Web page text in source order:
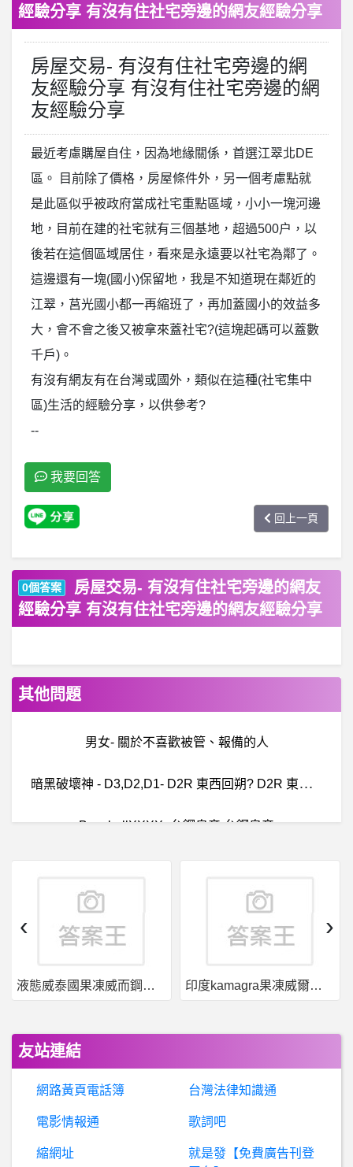
經驗分享 有沒有住社宅旁邊的網友經驗分享
房屋交易- 有沒有住社宅旁邊的網
友經驗分享 有沒有住社宅旁邊的網
友經驗分享
最近考慮購屋自住，因為地緣關係，首選江翠北DE
區。 目前除了價格，房屋條件外，另一個考慮點就
是此區似乎被政府當成社宅重點區域，小小一塊河邊
地，目前在建的社宅就有三個基地，超過500户，以
後若在這個區域居住，看來是永遠要以社宅為鄰了。
這邊還有一塊(國小)保留地，我是不知道現在鄰近的
江翠，莒光國小都一再縮班了，再加蓋國小的效益多
大，會不會之後又被拿來蓋社宅?(這塊起碼可以蓋數
千戶)。
有沒有網友有在台灣或國外，類似在這種(社宅集中
區)生活的經驗分享，以供參考?
--
我要回答
回上一頁
0個答案
房屋交易- 有沒有住社宅旁邊的網友
經驗分享 有沒有住社宅旁邊的網友經驗分享
其他問題
男女- 關於不喜歡被管、報備的人
暗
黑破壞神 - D3,D2,D1- D2R 東西回朔? D2R 東西回朔?
BaseballXXXX- 台鋼皇帝 台鋼皇帝
WinNT- win2003無法裝chrome等瀏覽器
女人話題- 蝦皮不取貨會被告喔 蝦皮不取貨會被告喔
BaseballXXXX- 今天誰蹲捕 今天誰蹲捕
棒
球- 今年選秀哪一隊放大槍呢？ 今年選秀哪一隊放大槍呢？
液態威泰國果凍威而鋼哪裡買 印度kamagra果凍威爾剛用於治療男性勃起功能障礙
‹ ›
友站連結
網路黃頁電話簿 台灣法律知識通
電影情報通 歌詞吧
縮網址
就是發【免費廣告刊登